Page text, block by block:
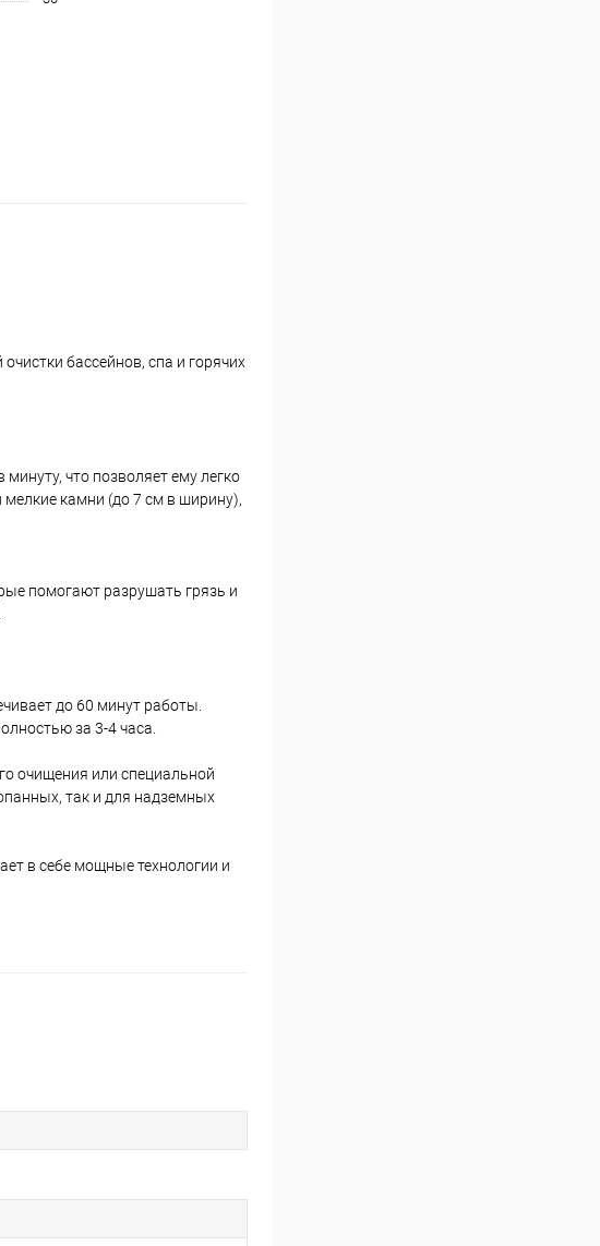
бассейнов, спа и горячих
что позволяет ему легко
камни (до 7 см в ширину),
помогают разрушать грязь и
до 60 минут работы.
за 3-4 часа.
очищения или специальной
так и для надземных
в себе мощные технологии и